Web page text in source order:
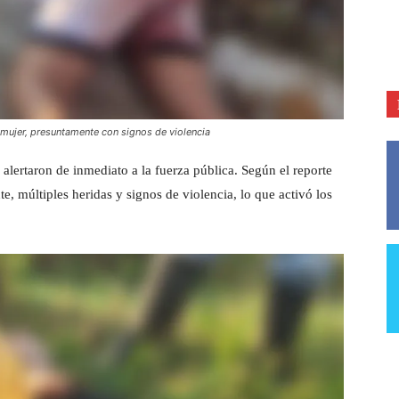
presuntamente con signos de violencia
de inmediato a la fuerza pública. Según el reporte
múltiples heridas y signos de violencia, lo que activó los